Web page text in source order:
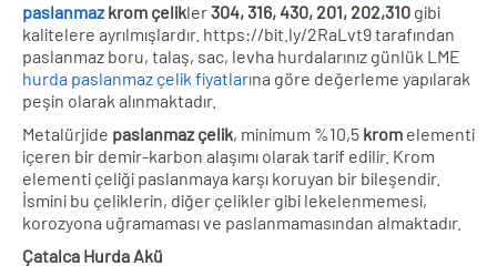
paslanmaz krom çelikler304, 316, 430, 201, 202,310 gibi
kalitelere ayrılmışlardır. https://bit.ly/2RaLvt9 tarafından
paslanmaz boru, talaş, sac, levha hurdalarınız günlük LME
hurda paslanmaz çelik fiyatlarına göre değerleme yapılarak
peşin olarak alınmaktadır.
Metalürjide paslanmaz çelik, minimum %10,5 krom elementi
içeren bir demir-karbon alaşımı olarak tarif edilir. Krom
elementi çeliği paslanmaya karşı koruyan bir bileşendir.
İsmini bu çeliklerin, diğer çelikler gibi lekelenmemesi,
korozyona uğramaması ve paslanmamasından almaktadır.
Çatalca Hurda Akü